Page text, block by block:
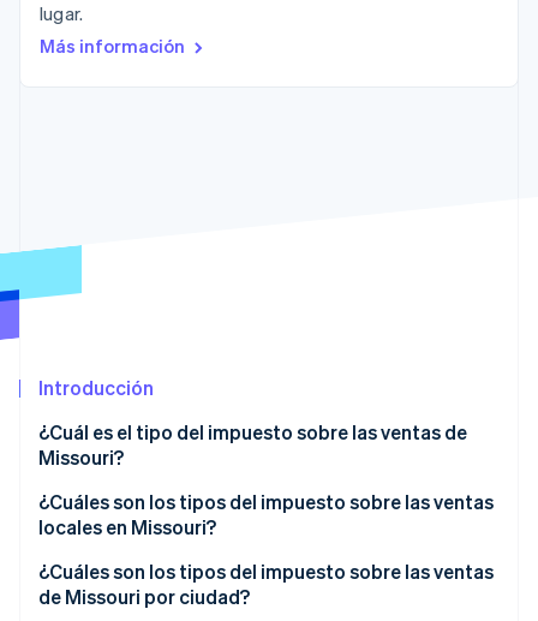
Más
Climate
Stripe Sessions 2026
Descubre cómo Stripe está construyendo la
para la IA.
Ver ahora
lucro
lugar.
Más información
Introducción
¿Cuál es el tipo del impuesto sobre las ventas de
Missouri?
¿Cuáles son los tipos del impuesto sobre las ventas
locales en Missouri?
Impuesto sobre las ventas medio en Missouri en
2026
¿Cuáles son los tipos del impuesto sobre las ventas
de Missouri por ciudad?